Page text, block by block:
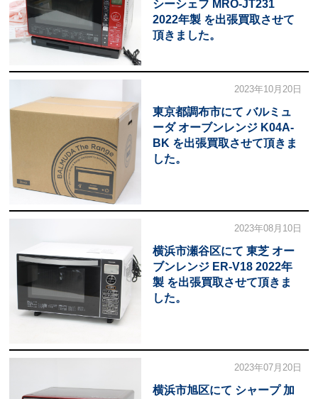
シーシェフ MRO-JT231
2022年製 を出張買取させて
頂きました。
2023年10月20日
東京都調布市にて バルミュ
ーダ オーブンレンジ K04A-
BK を出張買取させて頂きま
した。
2023年08月10日
横浜市瀬谷区にて 東芝 オー
ブンレンジ ER-V18 2022年
製 を出張買取させて頂きま
した。
2023年07月20日
横浜市旭区にて シャープ 加